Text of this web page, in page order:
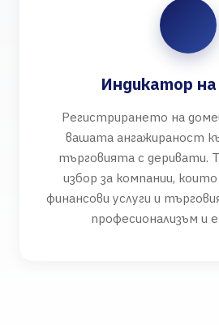
Индикатор на
Регистрирането на
вашата ангажираност
търговията с деривати.
избор за компании,
финансови услуги и
професионализъм и